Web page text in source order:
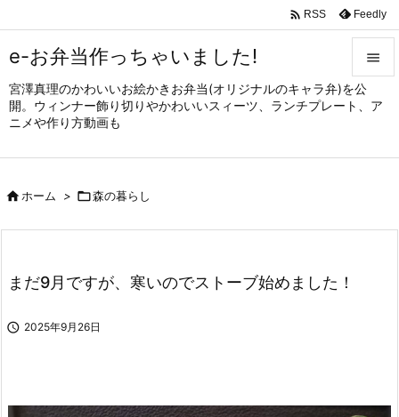
e-お弁当作っちゃいました!
宮澤真理のかわいいお絵かきお弁当(オリジナルのキャラ弁)を公
開。ウィンナー飾り切りやかわいいスィーツ、ランチプレート、ア
ニメや作り方動画も


メニュ
サイド

 RSS Feedly
ホーム > 森の暮らし
まだ9月ですが、寒いのでストーブ始めました！
 2025年9月26日